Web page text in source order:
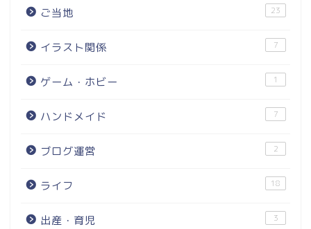
ご当地 23
イラスト関係 7
ゲーム・ホビー 1
ハンドメイド 7
ブログ運営 2
ライフ 18
出産・育児 3